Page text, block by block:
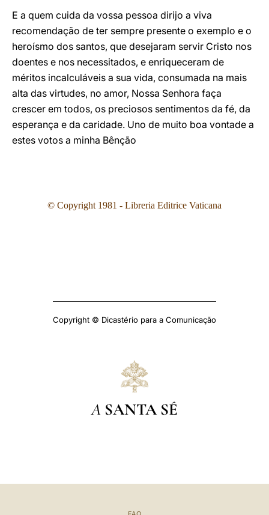
E a quem cuida da vossa pessoa dirijo a viva
recomendação de ter sempre presente o exemplo e o
heroísmo dos santos, que desejaram servir Cristo nos
doentes e nos necessitados, e enriqueceram de
méritos incalculáveis a sua vida, consumada na mais
alta das virtudes, no amor, Nossa Senhora faça
crescer em todos, os preciosos sentimentos da fé, da
esperança e da caridade. Uno de muito boa vontade a
estes votos a minha Bênção
© Copyright 1981 - Libreria Editrice Vaticana
Copyright © Dicastério para a Comunicação
A SANTA SÉ